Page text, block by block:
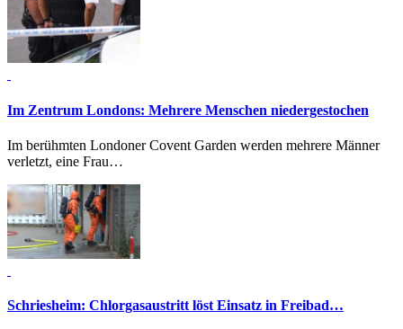
Im Zentrum Londons: Mehrere Menschen niedergestochen
Im berühmten Londoner Covent Garden werden mehrere Männer
verletzt, eine Frau…
Schriesheim: Chlorgasaustritt löst Einsatz in Freibad…